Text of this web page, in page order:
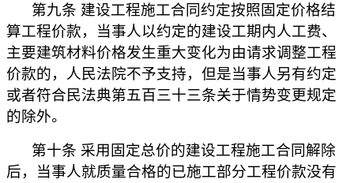
第九条 建设工程施工合同约定按照固定价格结
算工程价款，当事人以约定的建设工期内人工费、
主要建筑材料价格发生重大变化为由请求调整工程
价款的，人民法院不予支持，但是当事人另有约定
或者符合民法典第五百三十三条关于情势变更规定
的除外。
第十条 采用固定总价的建设工程施工合同解除
后，当事人就质量合格的已施工部分工程价款没有